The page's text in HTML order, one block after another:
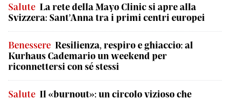
Salute La rete della Mayo Clinic si apre alla
Svizzera: Sant’Anna tra i primi centri europei
Benessere Resilienza, respiro e ghiaccio: al
Kurhaus Cademario un weekend per
riconnettersi con sé stessi
Salute Il «burnout»: un circolo vizioso che